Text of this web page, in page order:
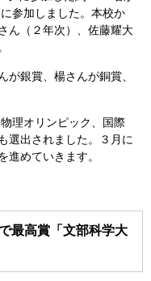
参加しました。本校か
ん（２年次）、佐藤耀大
銀賞、楊さんが銅賞、
理オリンピック、国際
選出されました。３月に
進めていきます。
最高賞「文部科学大